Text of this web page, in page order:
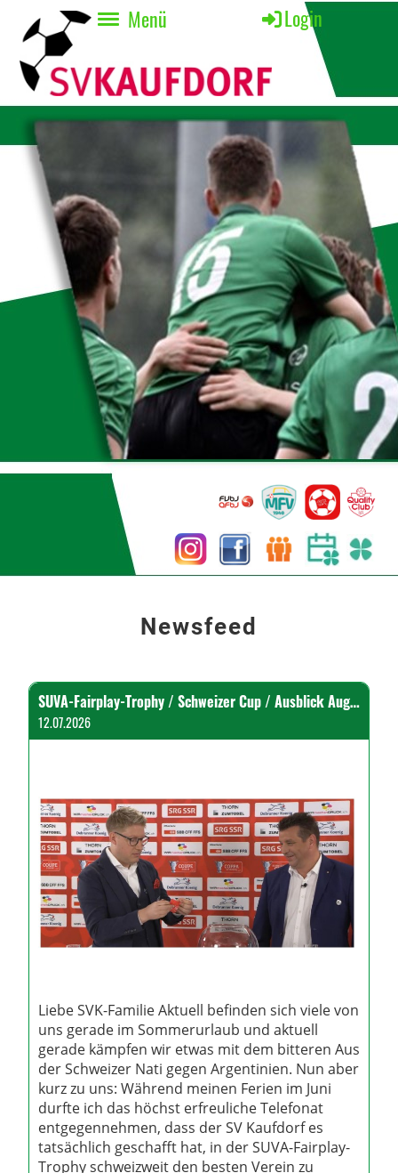
Menü Login
Newsfeed
SUVA-Fairplay-Trophy / Schweizer Cup / Ausblick August
12.07.2026
Liebe SVK-Familie Aktuell befinden sich viele von
uns gerade im Sommerurlaub und aktuell
gerade kämpfen wir etwas mit dem bitteren Aus
der Schweizer Nati gegen Argentinien. Nun aber
kurz zu uns: Während meinen Ferien im Juni
durfte ich das höchst erfreuliche Telefonat
entgegennehmen, dass der SV Kaufdorf es
tatsächlich geschafft hat, in der SUVA-Fairplay-
Trophy schweizweit den besten Verein zu